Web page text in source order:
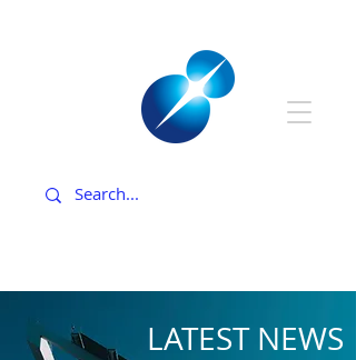
LATEST NEWS